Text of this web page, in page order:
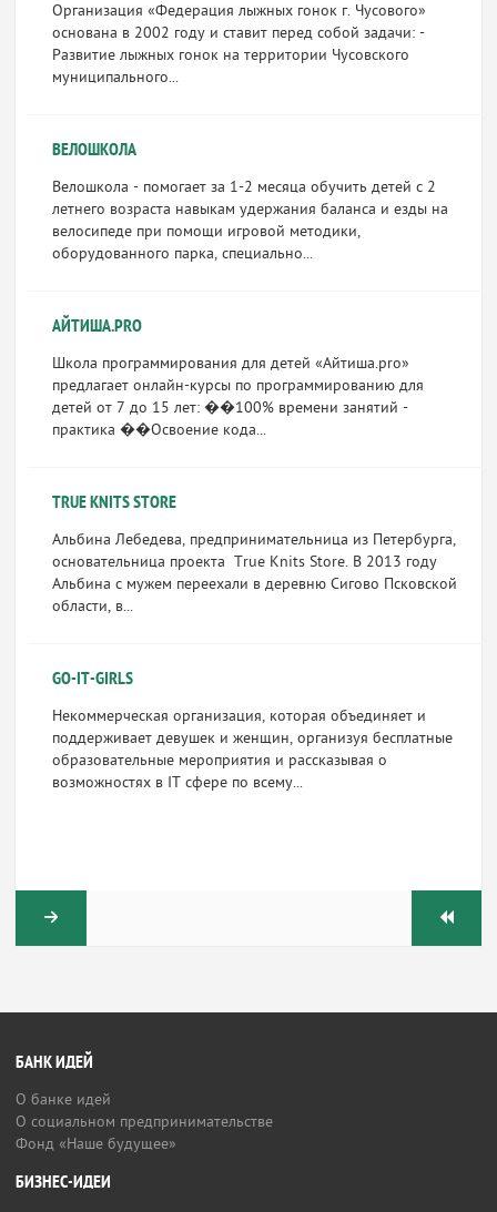
Организация «Федерация лыжных гонок г. Чусового»
основана в 2002 году и ставит перед собой задачи: -
Развитие лыжных гонок на территории Чусовского
муниципального...
ВЕЛОШКОЛА
Велошкола - помогает за 1-2 месяца обучить детей с 2
летнего возраста навыкам удержания баланса и езды на
велосипеде при помощи игровой методики,
оборудованного парка, специально...
АЙТИША.PRO
Школа программирования для детей «Айтиша.pro»
предлагает онлайн-курсы по программированию для
детей от 7 до 15 лет: ��100% времени занятий -
практика ��Освоение кода...
TRUE KNITS STORE
Альбина Лебедева, предпринимательница из Петербурга,
основательница проекта True Knits Store. В 2013 году
Альбина с мужем переехали в деревню Сигово Псковской
области, в...
GO-IT-GIRLS
Некоммерческая организация, которая объединяет и
поддерживает девушек и женщин, организуя бесплатные
образовательные мероприятия и рассказывая о
возможностях в IT сфере по всему...
БАНК ИДЕЙ
О банке идей
О социальном предпринимательстве
Фонд «Наше будущее»
БИЗНЕС-ИДЕИ